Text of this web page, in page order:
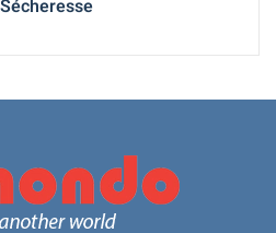
Sécheresse